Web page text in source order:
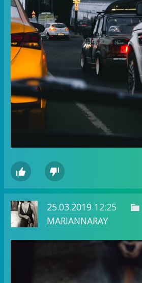
 
25.03.201912:25 
MARIANNARAY